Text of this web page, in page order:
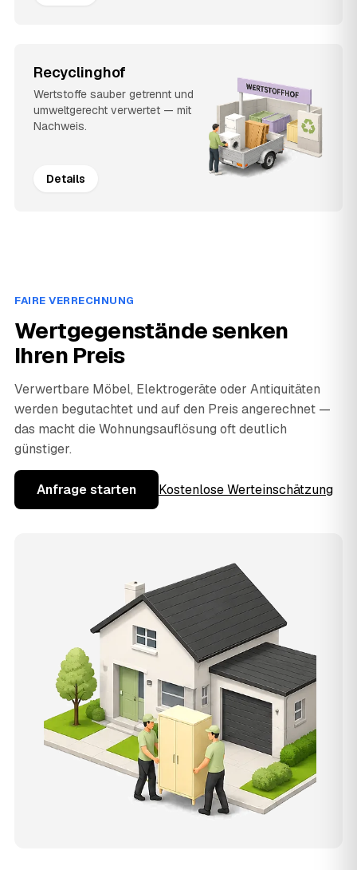
Recyclinghof
Wertstoffe sauber getrennt und
umweltgerecht verwertet — mit
Nachweis.
Details
FAIRE VERRECHNUNG
Wertgegenstände senken
Ihren Preis
Verwertbare Möbel, Elektrogeräte oder Antiquitäten
werden begutachtet und auf den Preis angerechnet —
das macht die Wohnungsauflösung oft deutlich
günstiger.
Anfrage starten Kostenlose Werteinschätzung